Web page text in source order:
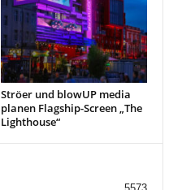
Ströer und blowUP media
planen Flagship-Screen „The
Lighthouse“